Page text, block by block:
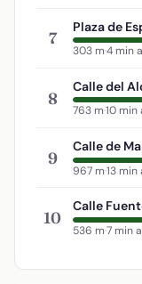
7
Plaza de
303 m·4 min
8
Calle del
763 m·10 min
9
Calle de
967 m·13
10
Calle
536 m·7 min